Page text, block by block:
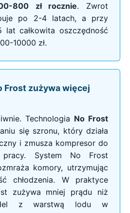
800 zł rocznie. Zwrot
po 2-4 latach, a przy
lat całkowita oszczędność
10000 zł.
Frost zużywa więcej
Technologia No Frost
się szronu, który działa
i zmusza kompresor do
pracy. System No Frost
komory, utrzymując
chłodzenia. W praktyce
zużywa mniej prądu niż
z warstwą lodu w